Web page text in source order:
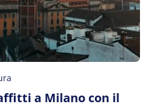
a Milano con il